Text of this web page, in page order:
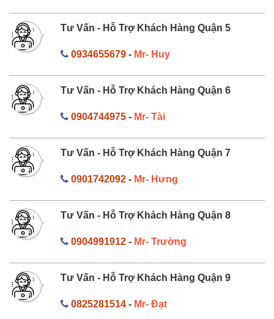
Tư Vấn - Hỗ Trợ Khách Hàng Quận 5
0934655679- Mr- Huy
Tư Vấn - Hỗ Trợ Khách Hàng Quận 6
0904744975- Mr- Tài
Tư Vấn - Hỗ Trợ Khách Hàng Quận 7
0901742092- Mr- Hưng
Tư Vấn - Hỗ Trợ Khách Hàng Quận 8
0904991912- Mr- Trường
Tư Vấn - Hỗ Trợ Khách Hàng Quận 9
0825281514- Mr- Đạt